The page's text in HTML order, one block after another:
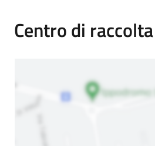
Centro di raccolta